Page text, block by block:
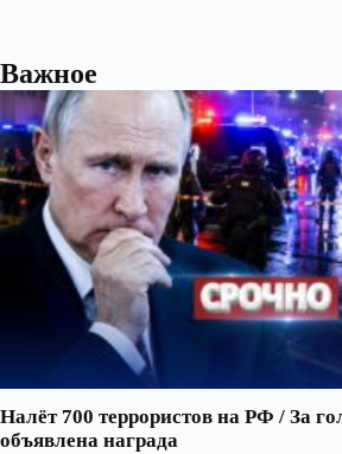
Важное
Налёт 700 террористов на РФ / За
объявлена награда